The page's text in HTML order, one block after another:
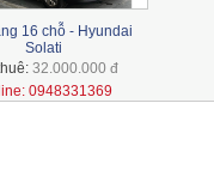
16 chỗ - Hyundai
Solati
32.000.000 đ
0948331369